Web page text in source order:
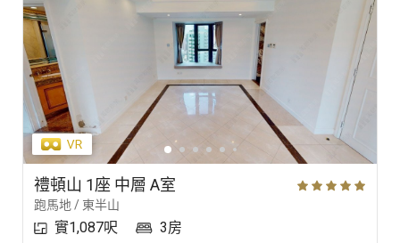
禮頓山 1座 中層 A室
跑馬地 / 東半山
實1,087呎 3房